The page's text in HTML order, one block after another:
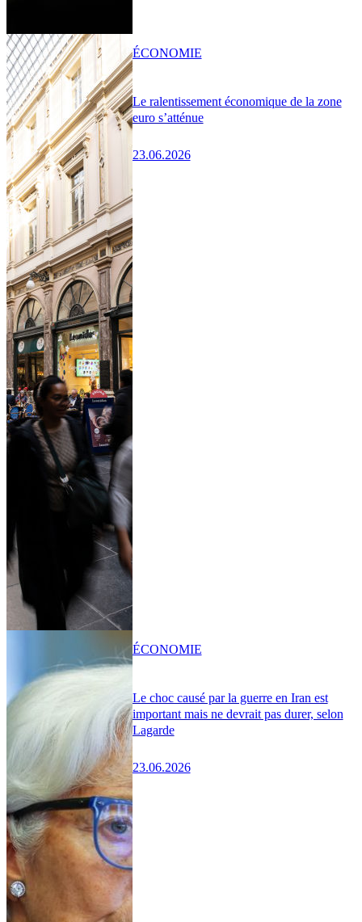
Le ralentissement économique de la zone
euro s’atténue
23.06.2026
ÉCONOMIE
Le choc causé par la guerre en Iran est
important mais ne devrait pas durer, selon
Lagarde
23.06.2026
ÉCONOMIE